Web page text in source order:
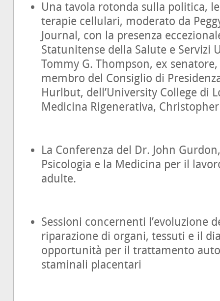
Una tavola rotonda sulla politica,
terapie cellulari, moderato da
Journal, con la presenza
Statunitense della Salute e Servizi
Tommy G. Thompson, ex
membro del Consiglio di
Hurlbut, dell’University College di
Medicina Rigenerativa,
La Conferenza del Dr. John
Psicologia e la Medicina per il
adulte.
Sessioni concernenti l’evoluzione
riparazione di organi, tessuti e il
opportunità per il trattamento
staminali placentari